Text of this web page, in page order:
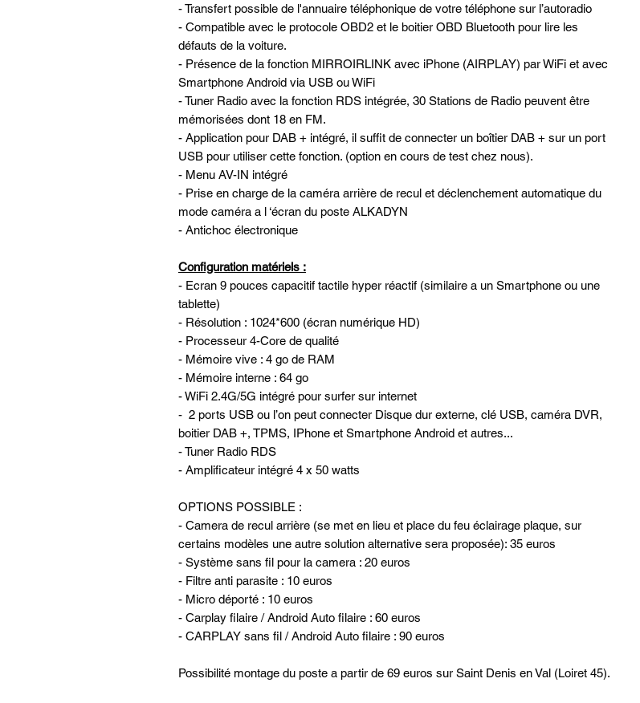
- Transfert possible de l'annuaire téléphonique de votre téléphone sur l’autoradio
- Compatible avec le protocole OBD2 et le boitier OBD Bluetooth pour lire les
défauts de la voiture.
- Présence de la fonction MIRROIRLINK avec iPhone (AIRPLAY) par WiFi et avec
Smartphone Android via USB ou WiFi
- Tuner Radio avec la fonction RDS intégrée, 30 Stations de Radio peuvent être
mémorisées dont 18 en FM.
- Application pour DAB + intégré, il suffit de connecter un boîtier DAB + sur un port
USB pour utiliser cette fonction. (option en cours de test chez nous).
- Menu AV-IN intégré
- Prise en charge de la caméra arrière de recul et déclenchement automatique du
mode caméra a l ‘écran du poste ALKADYN
- Antichoc électronique
Configuration matériels :
- Ecran 9 pouces capacitif tactile hyper réactif (similaire a un Smartphone ou une
tablette)
- Résolution : 1024*600 (écran numérique HD)
- Processeur 4-Core de qualité
- Mémoire vive : 4 go de RAM
- Mémoire interne : 64 go
- WiFi 2.4G/5G intégré pour surfer sur internet
- 2 ports USB ou l’on peut connecter Disque dur externe, clé USB, caméra DVR,
boitier DAB +, TPMS, IPhone et Smartphone Android et autres...
- Tuner Radio RDS
- Amplificateur intégré 4 x 50 watts
OPTIONS POSSIBLE :
- Camera de recul arrière (se met en lieu et place du feu éclairage plaque, sur
certains modèles une autre solution alternative sera proposée): 35 euros
- Système sans fil pour la camera : 20 euros
- Filtre anti parasite : 10 euros
- Micro déporté : 10 euros
- Carplay filaire / Android Auto filaire : 60 euros
- CARPLAY sans fil / Android Auto filaire : 90 euros
Possibilité montage du poste a partir de 69 euros sur Saint Denis en Val (Loiret 45).